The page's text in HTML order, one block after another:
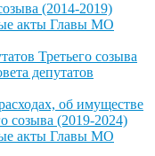
(2014-2019)
акты Главы МО
Третьего созыва
депутатов
об имуществе
созыва (2019-2024)
акты Главы МО